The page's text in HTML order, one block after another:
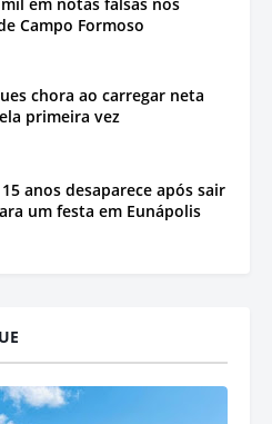
Campo Formoso
chora ao carregar neta
primeira vez
anos desaparece após sair
um festa em Eunápolis